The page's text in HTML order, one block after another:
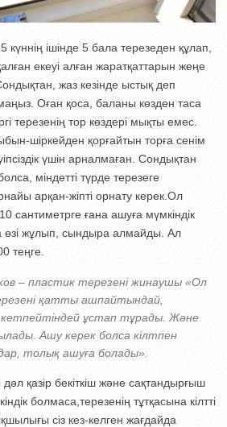
ішінде 5 бала терезеден құлап,
екеуі алған жаратқаттарын жеңе
жаз кезінде ыстық деп
Оған қоса, баланы көзден таса
терезенің тор көздері мықты емес.
шіркейден қорғайтын торға сенім
үшін арналмаған. Сондықтан
міндетті түрде терезеге
арқан-жіпті орнату керек.Ол
сантиметрге ғана ашуға мүмкіндік
жұлып, сындыра алмайды. Ал
теңге.
– пластик терезені жинаушы «Ол
қатты ашпайтындай,
кетпейтіндей ұстап тұрады. Және
Ашу керек болса кілтпен
толық ашуға болады».
дәл қазір бекіткіш және сақтандырғыш
болмаса,терезенің тұтқасына кілтті
сіз кез-келген жағдайда